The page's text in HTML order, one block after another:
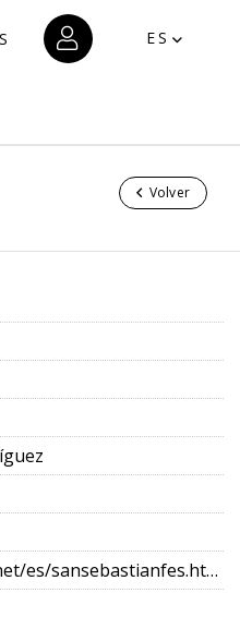
ES
Volver
https://www.morgancrea.net/es/sansebastianfes.html